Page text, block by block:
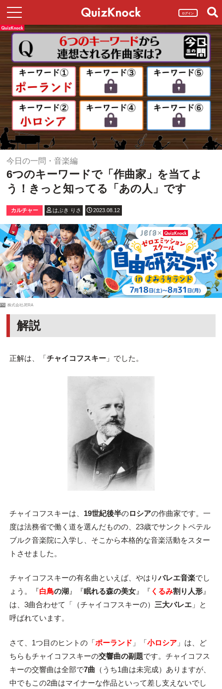
ログイン
今日の一問・音楽編
6つのキーワードで「作曲家」を当てよ
う！きっと知ってる「あの人」です
カルチャー はぶき りさ 2023.08.12
PR 株式会社JERA
解説
正解は、「チャイコフスキー」でした。
チャイコフスキーは、 19世紀後半のロシアの作曲家です。一
度は法務省で働く道を選んだものの、23歳でサンクトペテル
ブルク音楽院に入学し、そこから本格的な音楽活動をスター
トさせました。
チャイコフスキーの有名曲といえば、やはりバレエ音楽でし
ょう。『白鳥の湖 』『眠れる森の美女』『 くるみ割り人形』
は、3曲合わせて「（チャイコフスキーの） 三大バレエ」と
呼ばれています。
さて、1つ目のヒントの「ポーランド 」「小ロシア」は、ど
ちらもチャイコフスキーの交響曲の副題です。チャイコフス
キーの交響曲は全部で7曲 （うち1曲は未完成）ありますが、
中でもこの2曲はマイナーな作品といって差し支えないでし